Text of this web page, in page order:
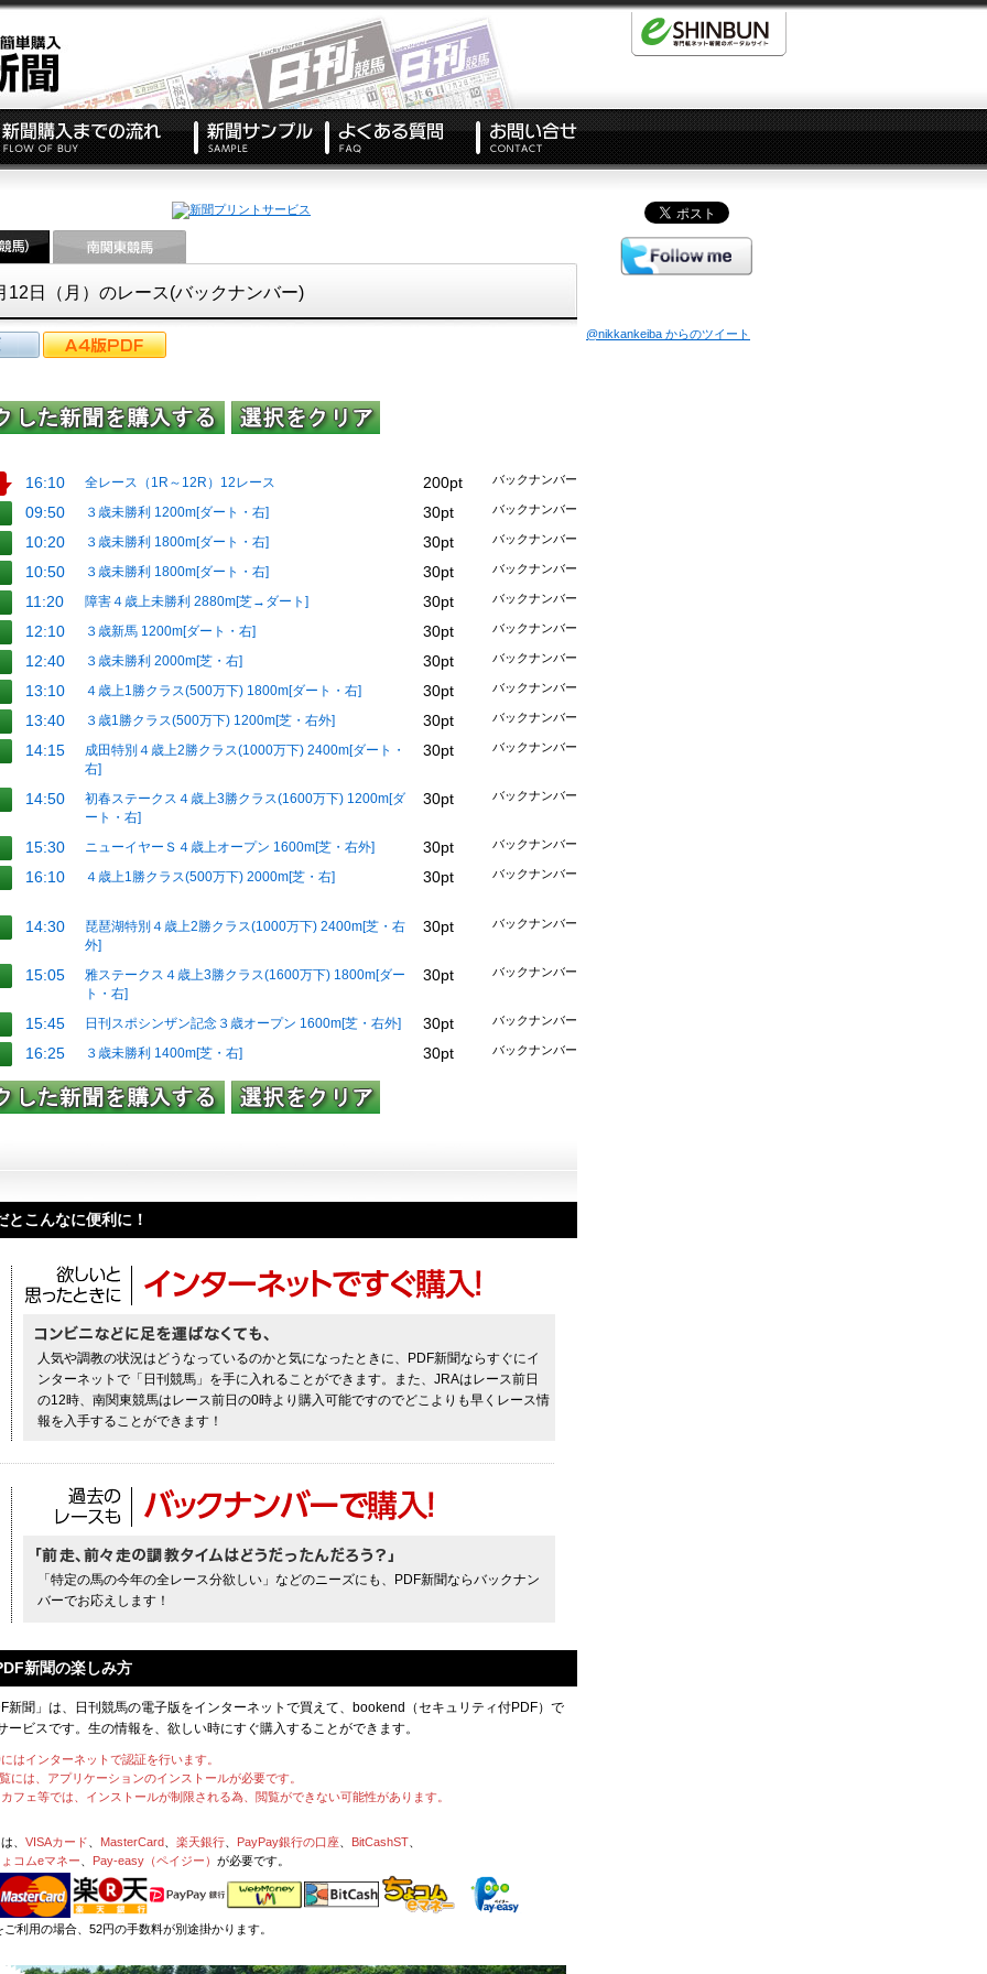
12日（月）のレース(バックナンバー)
16:10 全レース（1R～12R）12レース 200pt バックナンバー
09:50 ３歳未勝利 1200m[ダート・右] 30pt バックナンバー
10:20 ３歳未勝利 1800m[ダート・右] 30pt バックナンバー
10:50 ３歳未勝利 1800m[ダート・右] 30pt バックナンバー
11:20 障害４歳上未勝利 2880m[芝→ダート] 30pt バックナンバー
12:10 ３歳新馬 1200m[ダート・右] 30pt バックナンバー
12:40 ３歳未勝利 2000m[芝・右] 30pt バックナンバー
13:10 ４歳上1勝クラス(500万下) 1800m[ダート・右] 30pt バックナンバー
13:40 ３歳1勝クラス(500万下) 1200m[芝・右外] 30pt バックナンバー
14:15
成田特別４歳上2勝クラス(1000万下) 2400m[ダート・
右]
30pt バックナンバー
14:50
初春ステークス４歳上3勝クラス(1600万下) 1200m[ダ
ート・右]
30pt バックナンバー
15:30 ニューイヤーＳ４歳上オープン 1600m[芝・右外] 30pt バックナンバー
16:10 ４歳上1勝クラス(500万下) 2000m[芝・右] 30pt バックナンバー
14:30
琵琶湖特別４歳上2勝クラス(1000万下) 2400m[芝・右
外]
30pt バックナンバー
15:05
雅ステークス４歳上3勝クラス(1600万下) 1800m[ダー
ト・右]
30pt バックナンバー
15:45 日刊スポシンザン記念３歳オープン 1600m[芝・右外] 30pt バックナンバー
16:25 ３歳未勝利 1400m[芝・右] 30pt バックナンバー
とこんなに便利に！
人気や調教の状況はどうなっているのかと気になったときに、PDF新聞ならすぐにイ
ンターネットで「日刊競馬」を手に入れることができます。また、JRAはレース前日
の12時、南関東競馬はレース前日の0時より購入可能ですのでどこよりも早くレース情
報を入手することができます！
「特定の馬の今年の全レース分欲しい」などのニーズにも、PDF新聞ならバックナン
バーでお応えします！
新聞の楽しみ方
新聞」は、日刊競馬の電子版をインターネットで買えて、bookend（セキュリティ付PDF）で
ービスです。生の情報を、欲しい時にすぐ購入することができます。
インターネットで認証を行います。
には、アプリケーションのインストールが必要です。
フェ等では、インストールが制限される為、閲覧ができない可能性があります。
、 VISAカード MasterCard 楽天銀行 PayPay銀行の口座 BitCashST
コムeマネー
Pay-easy（ペイジー） が必要です。
利用の場合、52円の手数料が別途掛かります。
@nikkankeiba からのツイート